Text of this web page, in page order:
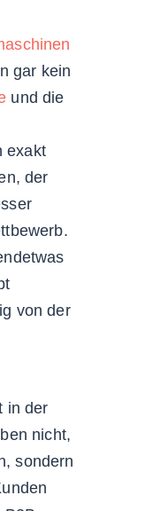
gar kein
und die
exakt
der
von der
in der
nicht,
sondern